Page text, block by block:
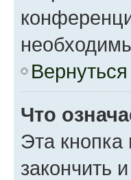
Что
Эта кнопка
закончить